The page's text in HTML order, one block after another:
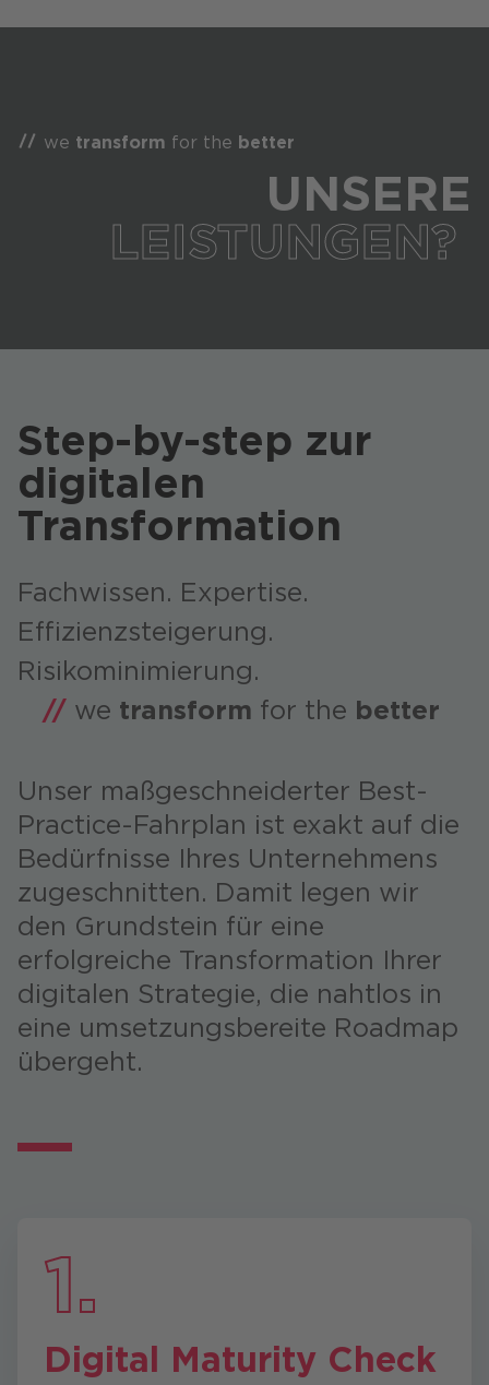
we transform for the better
UNSERE
LEISTUNGEN?
Step-by-step zur
digitalen
Transformation
Fachwissen. Expertise.
Effizienzsteigerung.
Risikominimierung.​
// we transform for the better
Unser maßgeschneiderter Best-
Practice-Fahrplan ist exakt auf die
Bedürfnisse Ihres Unternehmens
zugeschnitten. Damit legen wir
den Grundstein für eine
erfolgreiche Transformation Ihrer
digitalen Strategie, die nahtlos in
eine umsetzungsbereite Roadmap
übergeht.
1.
Digital Maturity Check